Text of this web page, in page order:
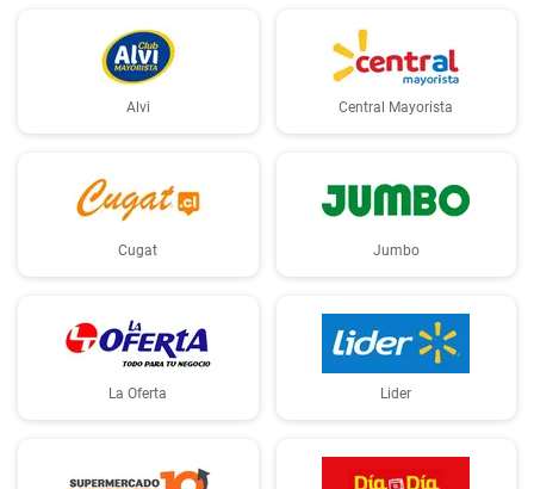
Alvi Central Mayorista
Cugat Jumbo
La Oferta Lider